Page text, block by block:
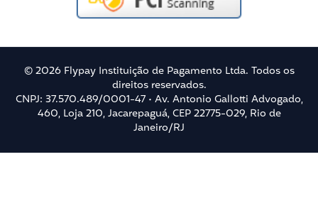
© 2026 Flypay Instituição de Pagamento Ltda. Todos os
direitos reservados.
CNPJ: 37.570.489/0001-47 • Av. Antonio Gallotti Advogado,
460, Loja 210, Jacarepaguá, CEP 22775-029, Rio de
Janeiro/RJ